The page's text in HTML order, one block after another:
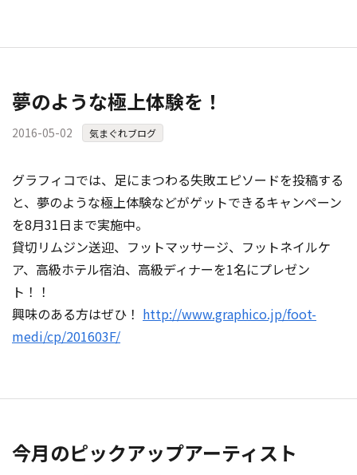
夢のような極上体験を！
2016-05-02 気まぐれブログ
グラフィコでは、足にまつわる失敗エピソードを投稿する
と、夢のような極上体験などがゲットできるキャンペーン
を8月31日まで実施中。
貸切リムジン送迎、フットマッサージ、フットネイルケ
ア、高級ホテル宿泊、高級ディナーを1名にプレゼン
ト！！
興味のある方はぜひ！ http://www.graphico.jp/foot-
medi/cp/201603F/
今月のピックアップアーティスト